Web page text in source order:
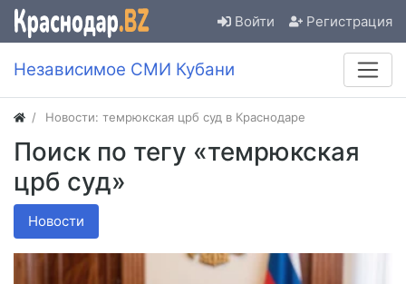
Войти Регистрация
Независимое СМИ Кубани
Новости: темрюкская црб суд в Краснодаре
Поиск по тегу «темрюкская
црб суд»
Новости